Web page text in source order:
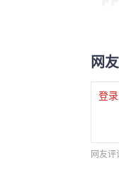
网
登录
网友